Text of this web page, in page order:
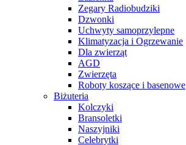
Zegary Radiobudziki
Dzwonki
Uchwyty samoprzylepne
Klimatyzacja i Ogrzewanie
Dla zwierząt
AGD
Zwierzęta
Roboty koszące i basenowe
Biżuteria
Kolczyki
Bransoletki
Naszyjniki
Celebrytki